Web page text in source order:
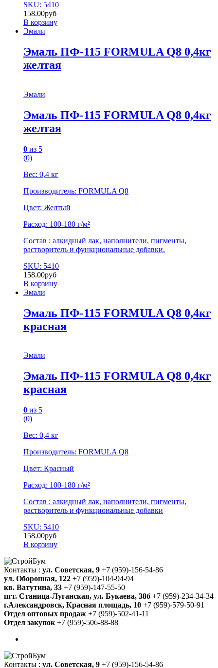
SKU: 5410
158.00руб
В корзину
Эмали
Эмаль ПФ-115 FORMULA Q8 0,4кг
желтая
Эмали
Эмаль ПФ-115 FORMULA Q8 0,4кг
желтая
0 из 5
(0)
Вес: 0,4 кг
Производитель: FORMULA Q8
Цвет: Желтый
Расход: 100-180 г/м²
Состав : алкидный лак, наполнители, пигменты,
растворитель и функциональные добавки.
SKU: 5410
158.00руб
В корзину
Эмали
Эмаль ПФ-115 FORMULA Q8 0,4кг
красная
Эмали
Эмаль ПФ-115 FORMULA Q8 0,4кг
красная
0 из 5
(0)
Вес: 0,4 кг
Производитель: FORMULA Q8
Цвет: Красный
Расход: 100-180 г/м²
Состав : алкидный лак, наполнители, пигменты,
растворитель и функциональные добавки
SKU: 5410
158.00руб
В корзину
Контакты : ул. Советская, 9 +7 (959)-156-54-86
ул. Оборонная, 122 +7 (959)-104-94-94
кв. Ватутина, 33 +7 (959)-147-55-50
пгт. Станица-Луганская, ул. Букаева, 38б +7 (959)-234-34-34
г.Александровск, Красная площадь, 10 +7 (959)-579-50-91
Отдел оптовых продаж +7 (959)-502-41-11
Отдел закупок +7 (959)-506-88-88
Контакты : ул. Советская, 9 +7 (959)-156-54-86